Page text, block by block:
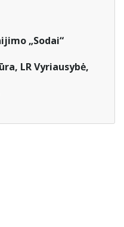
„Sodai“
LR Vyriausybė,